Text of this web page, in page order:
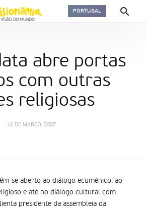
PORTUGAL
abre portas
com outras
religiosas
16 DE MARÇO, 2007
se aberto ao diálogo ecuménico, ao
e até no diálogo cultural com
presidente da assembleia da